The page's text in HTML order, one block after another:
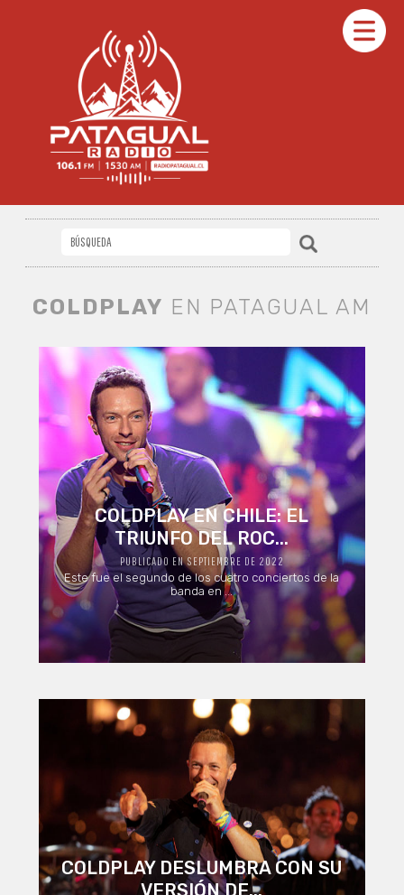
COLDPLAY EN PATAGUAL AM
COLDPLAY EN CHILE: EL
TRIUNFO DEL ROC...
PUBLICADO EN SEPTIEMBRE DE 2022
Este fue el segundo de los cuatro conciertos de la
banda en ...
COLDPLAY DESLUMBRA CON SU
VERSIÓN DE...